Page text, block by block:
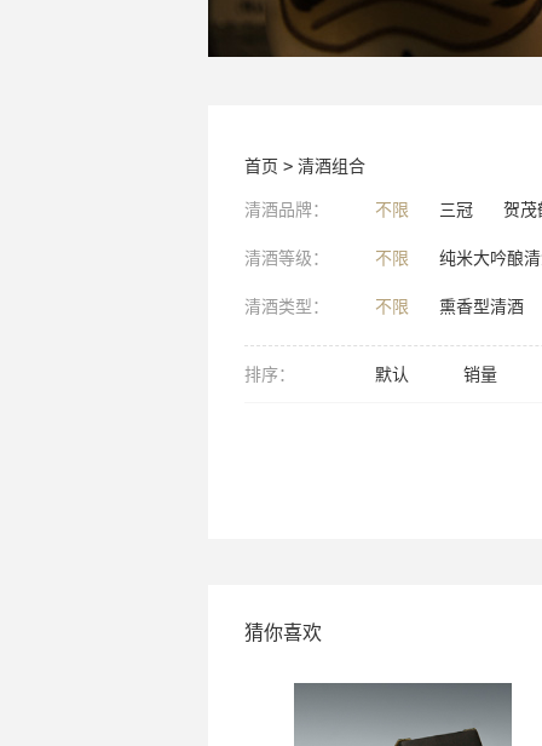
首页 > 清酒组合
清酒品牌： 不限 三冠 贺茂
清酒等级： 不限 纯米大吟酿
清酒类型： 不限 熏香型清酒
排序： 默认 销量
猜你喜欢